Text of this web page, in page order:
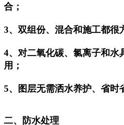
合；
3、双组份、混合和施工都很
4、对二氧化碳、氯离子和水
用；
5、图层无需洒水养护、省时
二、防水处理